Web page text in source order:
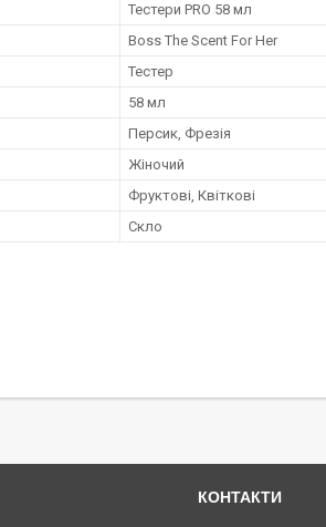
Тестери PRO 58 мл
Boss The Scent For Her
Тестер
58 мл
Персик, Фрезія
Жіночий
Фруктові, Квіткові
Скло